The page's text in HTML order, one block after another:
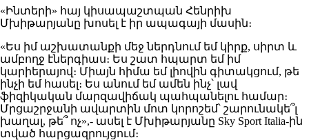
«Ինտերի» հայ կիսապաշտպան Հենրիխ
Մխիթարյանը խոսել է իր ապագայի մասին։
«Ես իմ աշխատանքի մեջ ներդնում եմ կիրք, սիրտ և
ամբողջ էներգիաս։ Ես շատ հպարտ եմ իմ
կարիերայով։ Միայն հիմա եմ լիովին գիտակցում, թե
ինչի եմ հասել։ Ես անում եմ ամեն ինչ՝ լավ
ֆիզիկական մարզավիճակ պահպանելու համար։
Մրցաշրջանի ավարտին մոտ կորոշեմ՝ շարունակե՞լ
խաղալ, թե՞ ոչ»,- ասել է Մխիթարյանը Sky Sport Italia-ին
տված հարցազրույցում։